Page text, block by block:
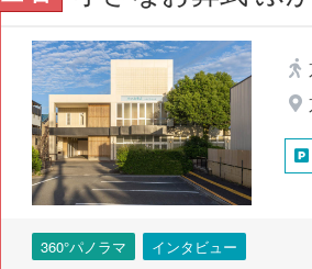
360°パノラマ インタビュー